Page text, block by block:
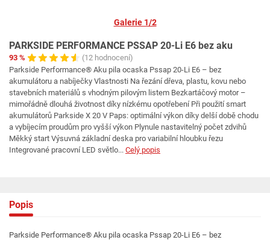
Galerie 1/2
PARKSIDE PERFORMANCE PSSAP 20-Li E6 bez aku
93 %
(12 hodnocení)
Parkside Performance® Aku pila ocaska Pssap 20-Li E6 – bez
akumulátoru a nabíječky Vlastnosti Na řezání dřeva, plastu, kovu nebo
stavebních materiálů s vhodným pilovým listem Bezkartáčový motor –
mimořádně dlouhá životnost díky nízkému opotřebení Při použití smart
akumulátorů Parkside X 20 V Paps: optimální výkon díky delší době chodu
a vybíjecím proudům pro vyšší výkon Plynule nastavitelný počet zdvihů
Měkký start Výsuvná základní deska pro variabilní hloubku řezu
Integrované pracovní LED světlo... Celý popis
Popis
Parkside Performance® Aku pila ocaska Pssap 20-Li E6 – bez